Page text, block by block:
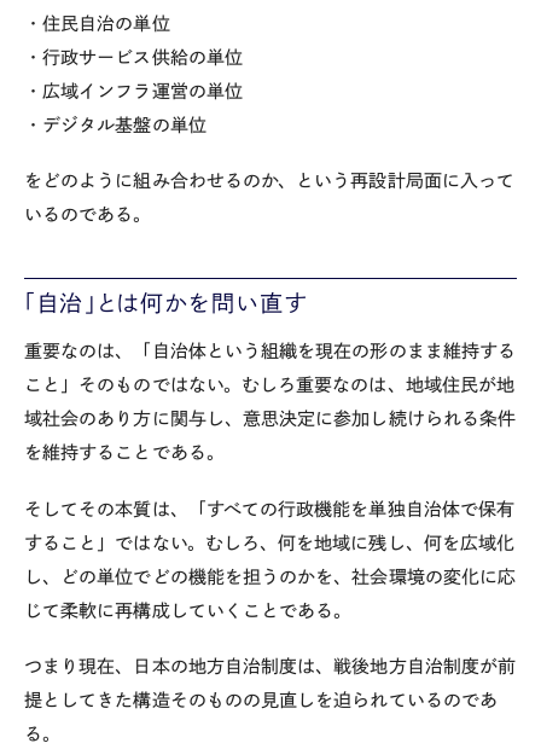
・住民自治の単位
・行政サービス供給の単位
・広域インフラ運営の単位
・デジタル基盤の単位
をどのように組み合わせるのか、という再設計局面に入って
いるのである。
「自治」とは何かを問い直す
重要なのは、「自治体という組織を現在の形のまま維持する
こと」そのものではない。むしろ重要なのは、地域住民が地
域社会のあり方に関与し、意思決定に参加し続けられる条件
を維持することである。
そしてその本質は、「すべての行政機能を単独自治体で保有
すること」ではない。むしろ、何を地域に残し、何を広域化
し、どの単位でどの機能を担うのかを、社会環境の変化に応
じて柔軟に再構成していくことである。
つまり現在、日本の地方自治制度は、戦後地方自治制度が前
提としてきた構造そのものの見直しを迫られているのであ
る。